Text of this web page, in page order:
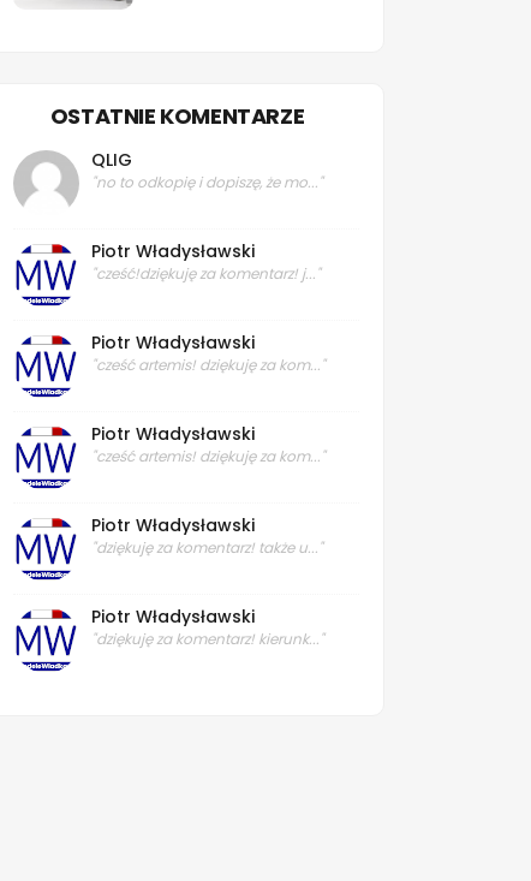
OSTATNIE KOMENTARZE
QLIG
"no to odkopię i dopiszę, że mo..."
Piotr Władysławski
"cześć!dziękuję za komentarz! j..."
Piotr Władysławski
"cześć artemis! dziękuję za kom..."
Piotr Władysławski
"cześć artemis! dziękuję za kom..."
Piotr Władysławski
"dziękuję za komentarz! także u..."
Piotr Władysławski
"dziękuję za komentarz! kierunk..."